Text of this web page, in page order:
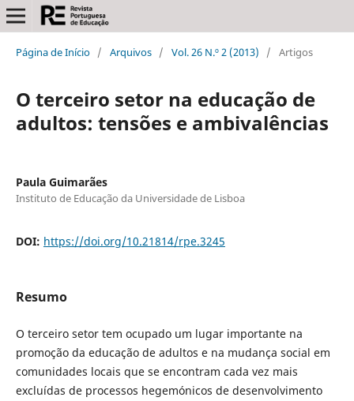
Página de Início / Arquivos / Vol. 26 N.º 2 (2013) / Artigos
O terceiro setor na educação de
adultos: tensões e ambivalências
Paula Guimarães
Instituto de Educação da Universidade de Lisboa
DOI: https://doi.org/10.21814/rpe.3245
Resumo
O terceiro setor tem ocupado um lugar importante na
promoção da educação de adultos e na mudança social em
comunidades locais que se encontram cada vez mais
excluídas de processos hegemónicos de desenvolvimento